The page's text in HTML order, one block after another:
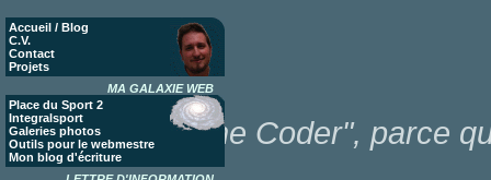
Accueil / Blog
C.V.
Contact
Projets
MA GALAXIE WEB
Place du Sport 2
Integralsport
Galeries photos
Outils pour le webmestre
Mon blog d'écriture
"Poor Lonesome Coder", parce